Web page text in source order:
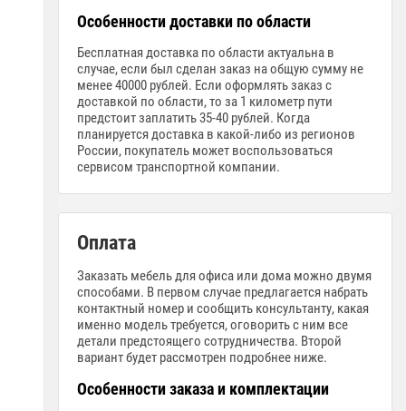
Особенности доставки по области
Бесплатная доставка по области актуальна в
случае, если был сделан заказ на общую сумму не
менее 40000 рублей. Если оформлять заказ с
доставкой по области, то за 1 километр пути
предстоит заплатить 35-40 рублей. Когда
планируется доставка в какой-либо из регионов
России, покупатель может воспользоваться
сервисом транспортной компании.
Оплата
Заказать мебель для офиса или дома можно двумя
способами. В первом случае предлагается набрать
контактный номер и сообщить консультанту, какая
именно модель требуется, оговорить с ним все
детали предстоящего сотрудничества. Второй
вариант будет рассмотрен подробнее ниже.
Особенности заказа и комплектации